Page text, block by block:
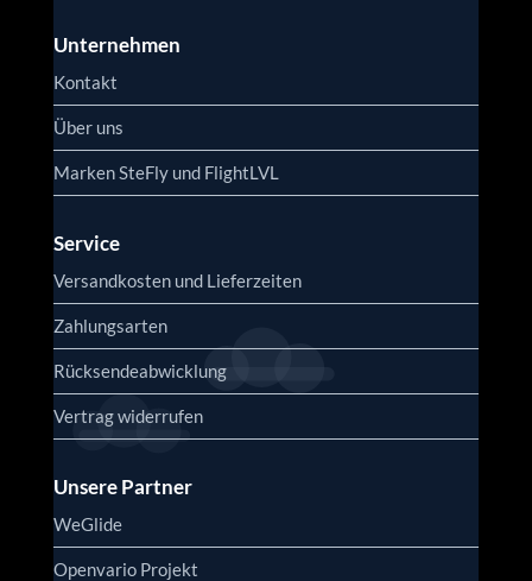
Unternehmen
Kontakt
Über uns
Marken SteFly und FlightLVL
Service
Versandkosten und Lieferzeiten
Zahlungsarten
Rücksendeabwicklung
Vertrag widerrufen
Unsere Partner
WeGlide
Openvario Projekt